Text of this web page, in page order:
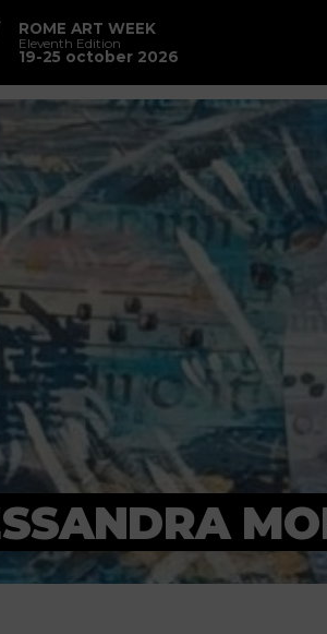
ROME ART WEEK
Eleventh Edition
19-25 october 2026